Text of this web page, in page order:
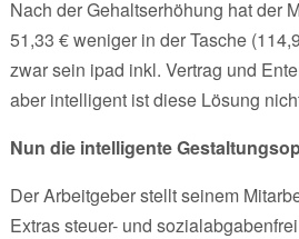
Nach der Gehaltserhöhung hat der
51,33 € weniger in der Tasche
zwar sein ipad inkl. Vertrag und
aber intelligent ist diese Lösung
Nun die intelligente
Der Arbeitgeber stellt seinem
Extras steuer- und